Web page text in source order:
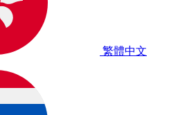
繁體中文